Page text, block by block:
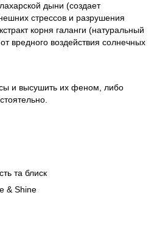
дыни (создает
стрессов и разрушения
корня галанги (натуральный
вредного воздействия солнечных
и высушить их феном, либо
та блиск
& Shine